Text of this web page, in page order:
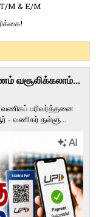
M & E/M
வசூலிக்கலாம்...
வணி​கப் பரிவர்த்​தனை​
- வணி​கர் தள்​ளு...